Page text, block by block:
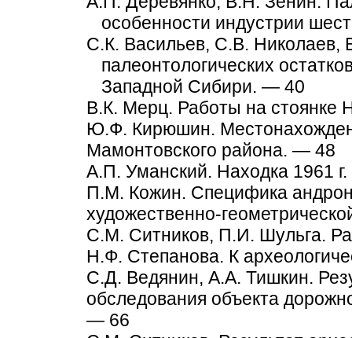
особенности индустрии
С.К. Васильев, С.В. Николаев,
палеонтологических
Западной Сибири. — 40
B.К. Mерц. Работы на
Ю.Ф. Кирюшин.
Мамонтовского района. — 48
А.П. Уманский. Находка 1961
П.М. Кожин. Специфика
художественно-
С.М. Ситников, П.И. Шульга.
Н.Ф. Степанова. К
С.Д. Ведянин, А.А. Тишкин.
обследования объекта
— 66